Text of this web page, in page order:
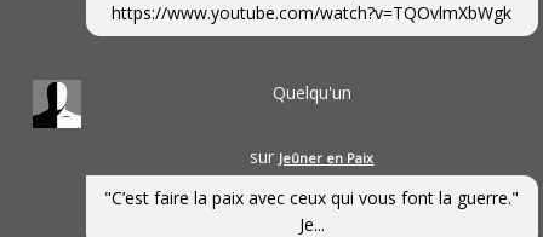
https://www.youtube.com/watch?v=TQOvlmXbWgk
Quelqu'un
sur Jeûner en Paix
"C’est faire la paix avec ceux qui vous font la guerre."
Je...